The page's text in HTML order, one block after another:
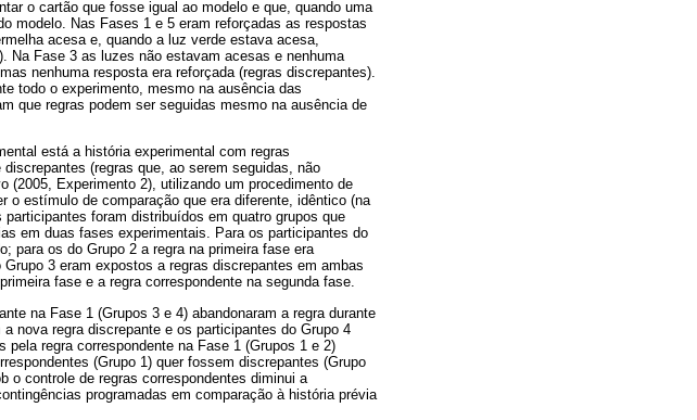
o cartão que fosse igual ao modelo e que, quando uma
modelo. Nas Fases 1 e 5 eram reforçadas as respostas
acesa e, quando a luz verde estava acesa,
Na Fase 3 as luzes não estavam acesas e nenhuma
nenhuma resposta era reforçada (regras discrepantes).
todo o experimento, mesmo na ausência das
que regras podem ser seguidas mesmo na ausência de
está a história experimental com regras
(regras que, ao serem seguidas, não
(2005, Experimento 2), utilizando um procedimento de
estímulo de comparação que era diferente, idêntico (na
foram distribuídos em quatro grupos que
em duas fases experimentais. Para os participantes do
para os do Grupo 2 a regra na primeira fase era
3 eram expostos a regras discrepantes em ambas
fase e a regra correspondente na segunda fase.
na Fase 1 (Grupos 3 e 4) abandonaram a regra durante
nova regra discrepante e os participantes do Grupo 4
regra correspondente na Fase 1 (Grupos 1 e 2)
(Grupo 1) quer fossem discrepantes (Grupo
o controle de regras correspondentes diminui a
programadas em comparação à história prévia